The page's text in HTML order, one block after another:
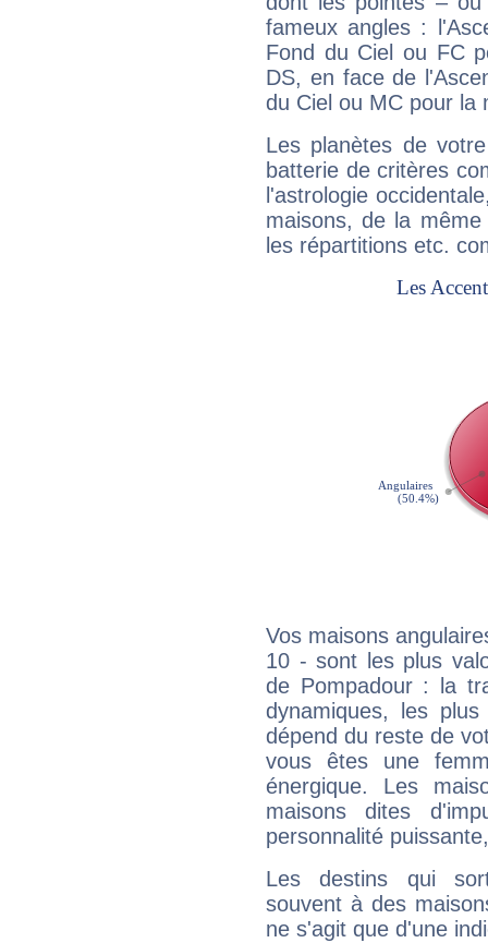
fameux angles :
Fond du Ciel ou FC
DS, en face de
du Ciel ou MC pour la
Les planètes de
batterie de critères
l'astrologie
maisons, de la
les répartitions etc.
Vos maisons
10 - sont les plus
de Pompadour : la
dynamiques, les
dépend du reste de
vous êtes une
énergique. Les
maisons dites
personnalité
Les destins qui
souvent à des
ne s'agit que d'une